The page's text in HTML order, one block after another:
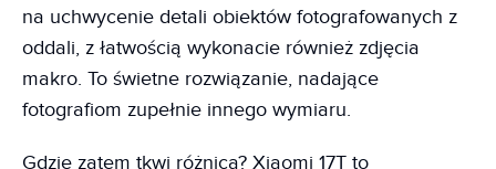
na uchwycenie detali obiektów fotografowanych z
oddali, z łatwością wykonacie również zdjęcia
makro. To świetne rozwiązanie, nadające
fotografiom zupełnie innego wymiaru.
Gdzie zatem tkwi różnica? Xiaomi 17T to